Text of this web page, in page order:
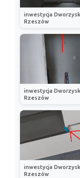
inwestycja
Rzeszów
inwestycja
Rzeszów
inwestycja
Rzeszów